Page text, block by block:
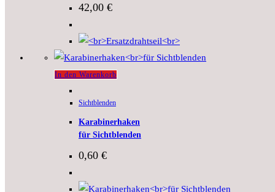
42,00 €
In den Warenkorb
Sichtblenden
Karabinerhaken
für Sichtblenden
0,60 €